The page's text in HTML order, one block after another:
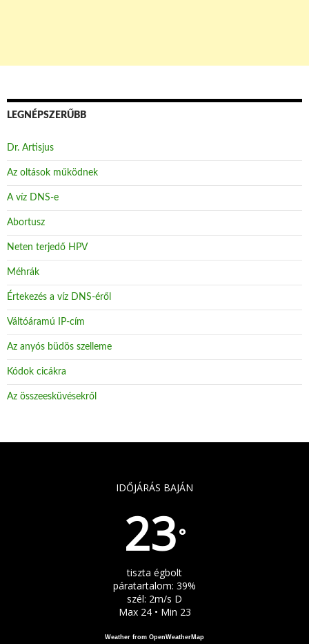
LEGNÉPSZERŰBB
Dr. Artisjus
Az oltások működnek
A víz DNS-e
Abortusz
Neten terjedő HPV
Méhrák
Értekezés a víz DNS-éről
Váltóáramú IP-cím
Az anyós büdös szelleme
Kódok cicákra
Az összeesküvésekről
IDŐJÁRÁS BAJÁN
23°
tiszta égbolt
páratartalom: 39%
szél: 2m/s D
Max 24 • Min 23
Weather from OpenWeatherMap